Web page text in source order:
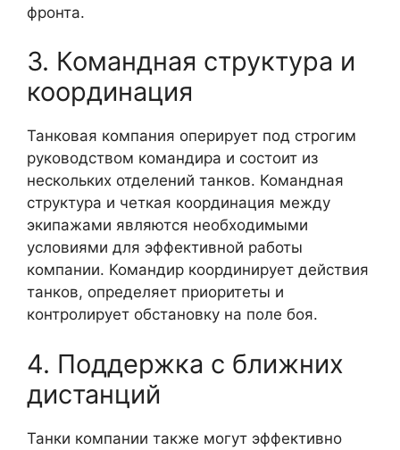
фронта.
3. Командная структура и
координация
Танковая компания оперирует под строгим
руководством командира и состоит из
нескольких отделений танков. Командная
структура и четкая координация между
экипажами являются необходимыми
условиями для эффективной работы
компании. Командир координирует действия
танков, определяет приоритеты и
контролирует обстановку на поле боя.
4. Поддержка с ближних
дистанций
Танки компании также могут эффективно